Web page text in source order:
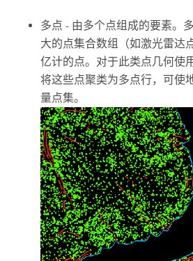
多点 - 由多个点组成的要素。
大的点集合数组（如激光雷达
亿计的点。对于此类点几何使
将这些点聚类为多点行，可使
量点集。